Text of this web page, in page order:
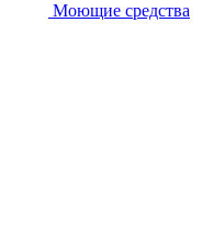
Моющие средства